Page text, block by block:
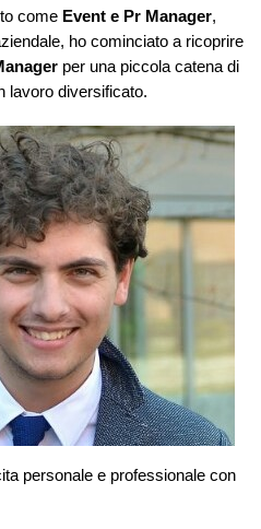
come Event e Pr Manager,
ho cominciato a ricoprire
per una piccola catena di
lavoro diversificato.
personale e professionale con